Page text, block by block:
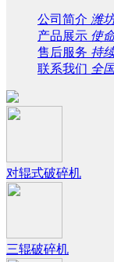
公司简介 潍
产品展示 使
售后服务 持
联系我们 全
对辊式破碎机
三辊破碎机